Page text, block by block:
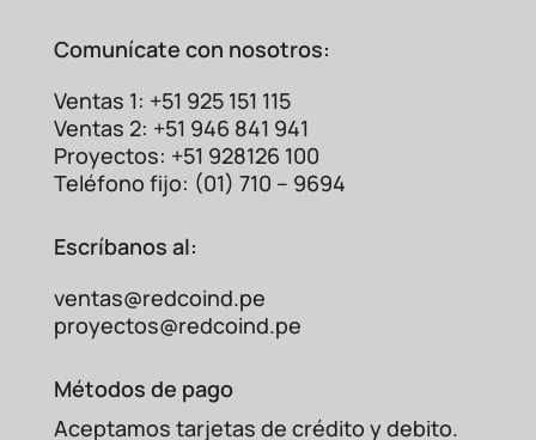
Comunícate con nosotros:
Ventas 1: +51 925 151 115
Ventas 2: +51 946 841 941
Proyectos: +51 928126 100
Teléfono fijo: (01) 710 – 9694
Escríbanos al:
ventas@redcoind.pe
proyectos@redcoind.pe
Métodos de pago
Aceptamos tarjetas de crédito y debito.